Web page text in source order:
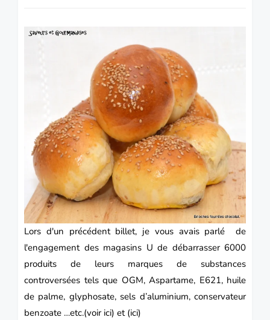
Lors d'un précédent billet, je vous avais parlé de
l'engagement des magasins U de débarrasser 6000
produits de leurs marques de substances
controversées tels que OGM, Aspartame, E621, huile
de palme, glyphosate, sels d’aluminium, conservateur
benzoate …etc.(voir ici) et (ici)